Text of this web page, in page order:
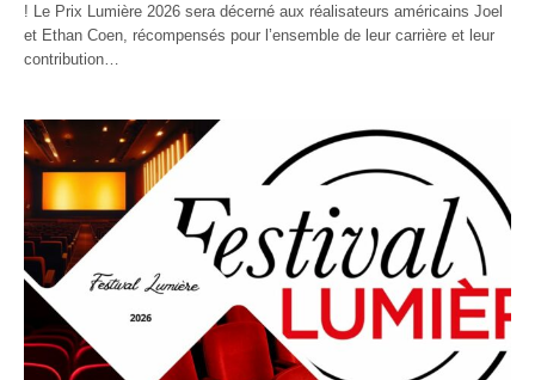
! Le Prix Lumière 2026 sera décerné aux réalisateurs américains Joel
et Ethan Coen, récompensés pour l’ensemble de leur carrière et leur
contribution…